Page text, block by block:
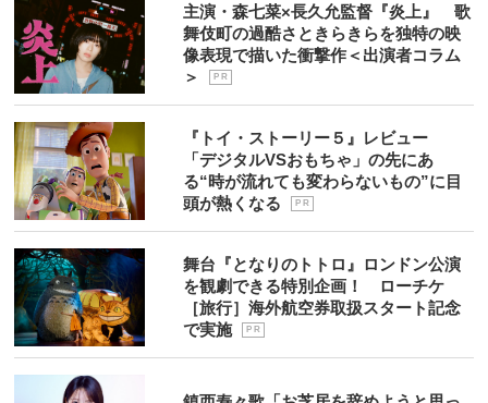
主演・森七菜×長久允監督『炎上』 歌
舞伎町の過酷さときらきらを独特の映
像表現で描いた衝撃作＜出演者コラム
＞
P R
『トイ・ストーリー５』レビュー
「デジタルVSおもちゃ」の先にあ
る“時が流れても変わらないもの”に目
頭が熱くなる
P R
舞台『となりのトトロ』ロンドン公演
を観劇できる特別企画！ ローチケ
［旅行］海外航空券取扱スタート記念
で実施
P R